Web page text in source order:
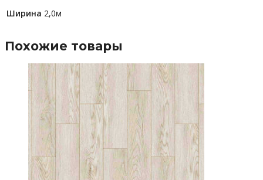
Ширина 2,0м
Похожие товары